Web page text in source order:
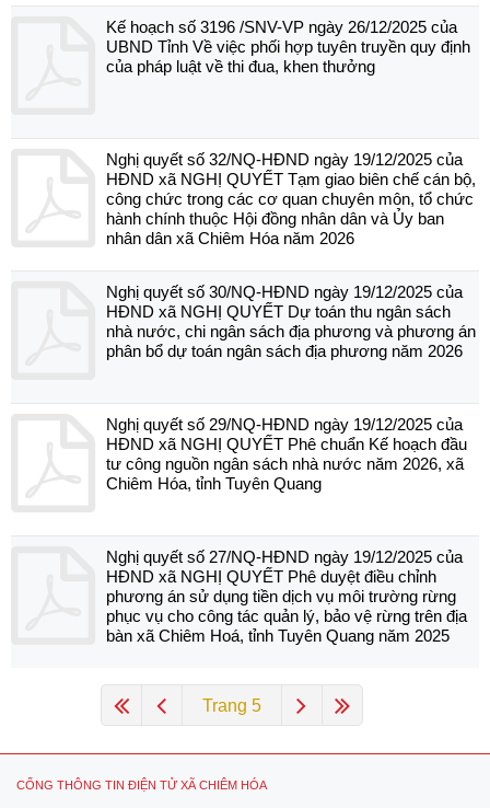
Kế hoạch số 3196 /SNV-VP ngày 26/12/2025 của
UBND Tỉnh Về việc phối hợp tuyên truyền quy định
của pháp luật về thi đua, khen thưởng
Nghị quyết số 32/NQ-HĐND ngày 19/12/2025 của
HĐND xã NGHỊ QUYẾT Tạm giao biên chế cán bộ,
công chức trong các cơ quan chuyên môn, tổ chức
hành chính thuộc Hội đồng nhân dân và Ủy ban
nhân dân xã Chiêm Hóa năm 2026
Nghị quyết số 30/NQ-HĐND ngày 19/12/2025 của
HĐND xã NGHỊ QUYẾT Dự toán thu ngân sách
nhà nước, chi ngân sách địa phương và phương án
phân bổ dự toán ngân sách địa phương năm 2026
Nghị quyết số 29/NQ-HĐND ngày 19/12/2025 của
HĐND xã NGHỊ QUYẾT Phê chuẩn Kế hoạch đầu
tư công nguồn ngân sách nhà nước năm 2026, xã
Chiêm Hóa, tỉnh Tuyên Quang
Nghị quyết số 27/NQ-HĐND ngày 19/12/2025 của
HĐND xã NGHỊ QUYẾT Phê duyệt điều chỉnh
phương án sử dụng tiền dịch vụ môi trường rừng
phục vụ cho công tác quản lý, bảo vệ rừng trên địa
bàn xã Chiêm Hoá, tỉnh Tuyên Quang năm 2025
Trang 5
CỔNG THÔNG TIN ĐIỆN TỬ XÃ CHIÊM HÓA